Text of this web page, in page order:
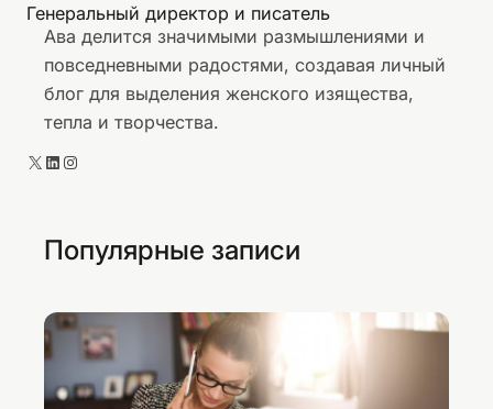
Генеральный директор и писатель
Ава делится значимыми размышлениями и
повседневными радостями, создавая личный
блог для выделения женского изящества,
тепла и творчества.
X LinkedIn Instagram
Популярные записи